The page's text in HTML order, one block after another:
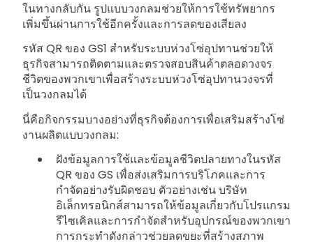
ในทางกลับกัน รูปแบบวงกลมช่วยให้การใช้ทรัพยากร
เพิ่มขึ้นผ่านการใช้อีกครั้งและการลดของเสียลง
รหัส QR ของ GS1 สำหรับระบบห่วงโซ่อุปทานช่วยให้
ธุรกิจสามารถติดตามและตรวจสอบสินค้าตลอดวงจร
ชีวิตของพวกเขาเพื่อสร้างระบบห่วงโซ่อุปทานวงจรที่
เป็นวงกลมได้
นี่คือกิจกรรมบางอย่างที่ธุรกิจต้องการเพื่อเสริมสร้างโซ่
งานผลิตแบบวงกลม:
ฝังข้อมูลการใช้และข้อมูลชีวิตปลายทางในรหัส
QR ของ GS เพื่อส่งเสริมการบริโภคและการ
กำจัดอย่างรับผิดชอบ ตัวอย่างเช่น บริษัท
อิเล็กทรอนิกส์สามารถให้ข้อมูลเกี่ยวกับโปรแกรม
รีไซเคิลและการกำจัดสำหรับอุปกรณ์ของพวกเขา
การกระทำดังกล่าวช่วยลดขยะที่สร้างสภาพ